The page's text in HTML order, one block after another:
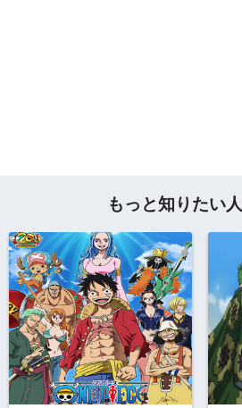
もっと知りたい人